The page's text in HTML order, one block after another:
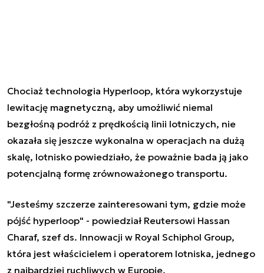
Chociaż technologia Hyperloop, która wykorzystuje
lewitację magnetyczną, aby umożliwić niemal
bezgłośną podróż z prędkością linii lotniczych, nie
okazała się jeszcze wykonalna w operacjach na dużą
skalę, lotnisko powiedziało, że poważnie bada ją jako
potencjalną formę zrównoważonego transportu.
"Jesteśmy szczerze zainteresowani tym, gdzie może
pójść hyperloop" - powiedział Reutersowi Hassan
Charaf, szef ds. Innowacji w Royal Schiphol Group,
która jest właścicielem i operatorem lotniska, jednego
z najbardziej ruchliwych w Europie.